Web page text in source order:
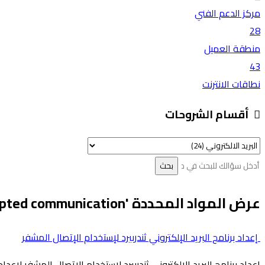
مركز الدعم الفني
28
منطقة العميل
43
نطاقات الانترنت
أقسام الشروحات
عرض المواد المحددة 'encrypted communication'
إعداد برنامج البريد الإلكتروني ثندربيرد لإستخدام الإتصال المشفر